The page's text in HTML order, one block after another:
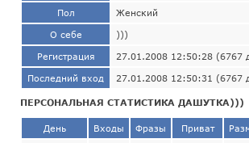
Пол Женский
О себе )))
Регистрация 27.01.2008 12:50:28 (6767
Последний вход 27.01.2008 12:50:31 (6767
ПЕРСОНАЛЬНАЯ СТАТИСТИКА ДАШУТКА)))
День Входы Фразы Приват